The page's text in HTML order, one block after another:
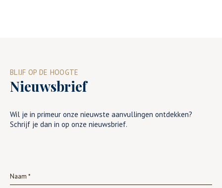
BLIJF OP DE HOOGTE
Nieuwsbrief
Wil je in primeur onze nieuwste aanvullingen ontdekken?
Schrijf je dan in op onze nieuwsbrief.